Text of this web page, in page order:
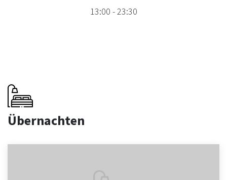
13:00 -23:30
Übernachten